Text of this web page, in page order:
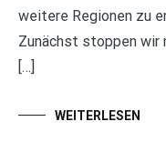
weitere Regionen zu
Zunächst stoppen wir
[…]
WEITERLESEN